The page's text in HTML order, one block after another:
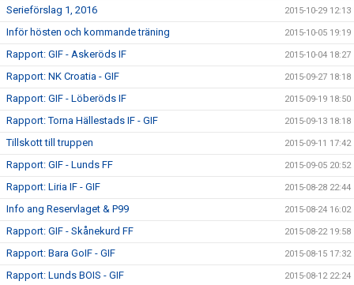
Serieförslag 1, 2016 2015-10-29 12:13
Inför hösten och kommande träning 2015-10-05 19:19
Rapport: GIF - Askeröds IF 2015-10-04 18:27
Rapport: NK Croatia - GIF 2015-09-27 18:18
Rapport: GIF - Löberöds IF 2015-09-19 18:50
Rapport: Torna Hällestads IF - GIF 2015-09-13 18:18
Tillskott till truppen 2015-09-11 17:42
Rapport: GIF - Lunds FF 2015-09-05 20:52
Rapport: Liria IF - GIF 2015-08-28 22:44
Info ang Reservlaget & P99 2015-08-24 16:02
Rapport: GIF - Skånekurd FF 2015-08-22 19:58
Rapport: Bara GoIF - GIF 2015-08-15 17:32
Rapport: Lunds BOIS - GIF 2015-08-12 22:24